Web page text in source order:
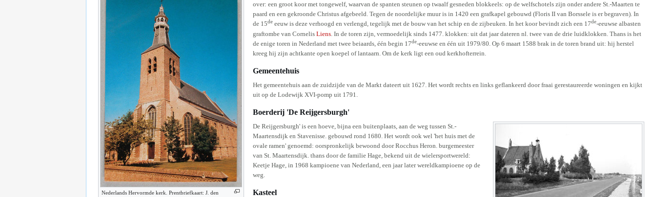
Nederlands Hervormde kerk. Prentbriefkaart: J. den
over: een groot koor met tongewelf, waarvan de spanten steunen op twaalf gesneden blokkeels: op de welfschotels zijn onder andere St.-Maarten te
paard en een gekroonde Christus afgebeeld. Tegen de noordelijke muur is in 1420 een grafkapel gebouwd (Floris II van Borssele is er begraven). In
de 15de eeuw is deze verhoogd en verlengd, tegelijk met de bouw van het schip en de zijbeuken. In het koor bevindt zich een 17de-eeuwse albasten
graftombe van CornelisLiens . In de toren zijn, vermoedelijk sinds 1477. klokken: uit dat jaar dateren nl. twee van de drie luidklokken. Thans is het
de enige toren in Nederland met twee beiaards, één begin 17de-eeuwse en één uit 1979/80. Op 6 maart 1588 brak in de toren brand uit: hij herstel
kreeg hij zijn achtkante open koepel of lantaarn. Om de kerk ligt een oud kerkhofterrein.
Gemeentehuis
Het gemeentehuis aan de zuidzijde van de Markt dateert uit 1627. Het wordt rechts en links geflankeerd door fraai gerestaureerde woningen en kijkt
uit op de Lodewijk XVI-pomp uit 1791.
Boerderij 'De Reijgersburgh'
De Reijgersburgh' is een hoeve, bijna een buitenplaats, aan de weg tussen St.-
Maartensdijk en Stavenisse. gebouwd rond 1680. Het wordt ook wel 'het huis met de
ovale ramen' genoemd: oorspronkelijk bewoond door Rocchus Heron. burgemeester
van St. Maartensdijk. thans door de familie Hage, bekend uit de wielersportwereld:
Keetje Hage, in 1968 kampioene van Nederland, een jaar later wereldkampioene op de
weg.
Kasteel